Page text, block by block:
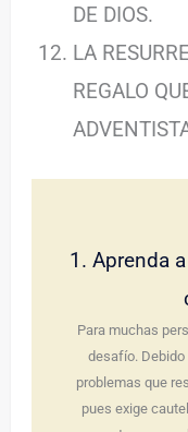
DE DIOS.
LA
REGALO
1. Aprenda
Para muchas
desafío. Debido
problemas que
pues exige